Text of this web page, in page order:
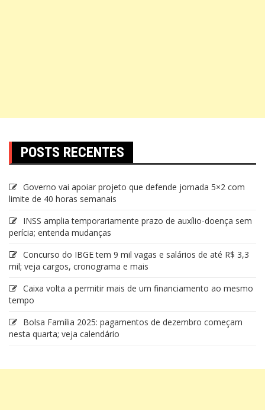
POSTS RECENTES
Governo vai apoiar projeto que defende jornada 5×2 com
limite de 40 horas semanais
INSS amplia temporariamente prazo de auxílio-doença sem
perícia; entenda mudanças
Concurso do IBGE tem 9 mil vagas e salários de até R$ 3,3
mil; veja cargos, cronograma e mais
Caixa volta a permitir mais de um financiamento ao mesmo
tempo
Bolsa Família 2025: pagamentos de dezembro começam
nesta quarta; veja calendário